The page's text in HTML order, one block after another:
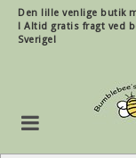
Den lille venlige butik
! Altid gratis fragt ved
Sverige!